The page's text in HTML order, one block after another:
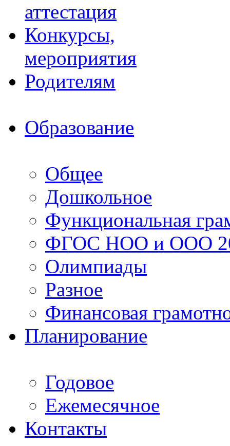
аттестация
Конкурсы,
мероприятия
Родителям
Образование
Общее
Дошкольное
Функциональная
ФГОС НОО и ООО
Олимпиады
Разное
Финансовая
Планирование
Годовое
Ежемесячное
Контакты